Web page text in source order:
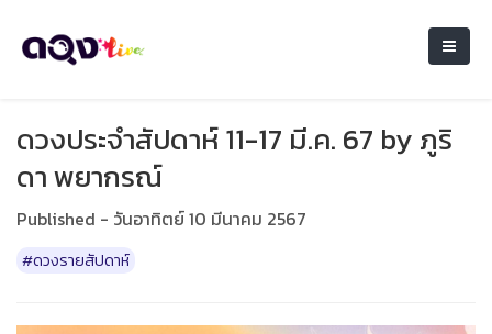
ดวงประจำสัปดาห์ 11-17 มี.ค. 67 by ภูริ
ดา พยากรณ์
Published - วันอาทิตย์ 10 มีนาคม 2567
#ดวงรายสัปดาห์